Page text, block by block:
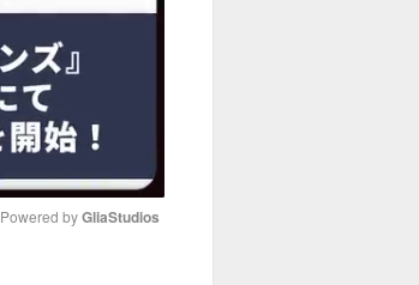
Powered by GliaStudios